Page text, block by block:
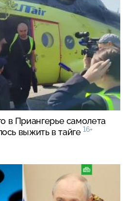
в Приангерье самолета
выжить в тайге 16+